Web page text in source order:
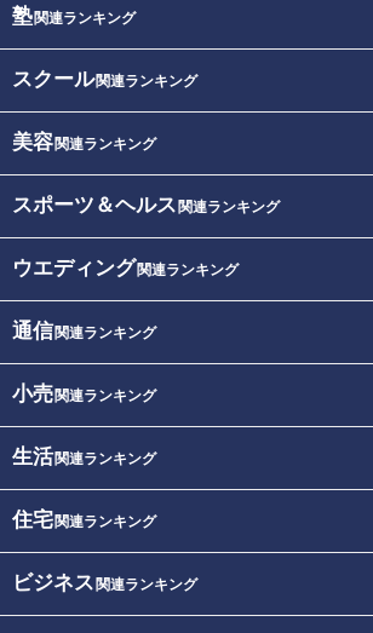
塾関連ランキング
スクール関連ランキング
美容関連ランキング
スポーツ＆ヘルス 関連ランキング
ウエディング関連ランキング
通信関連ランキング
小売関連ランキング
生活関連ランキング
住宅関連ランキング
ビジネス 関連ランキング